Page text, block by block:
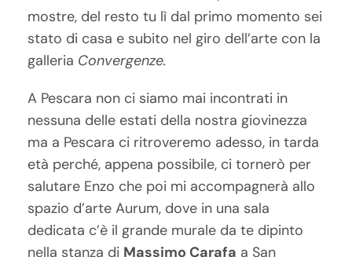
mostre, del resto tu lì dal primo momento sei
stato di casa e subito nel giro dell’arte con la
galleria Convergenze.
A Pescara non ci siamo mai incontrati in
nessuna delle estati della nostra giovinezza
ma a Pescara ci ritroveremo adesso, in tarda
età perché, appena possibile, ci tornerò per
salutare Enzo che poi mi accompagnerà allo
spazio d’arte Aurum, dove in una sala
dedicata c’è il grande murale da te dipinto
nella stanza di Massimo Carafa a San